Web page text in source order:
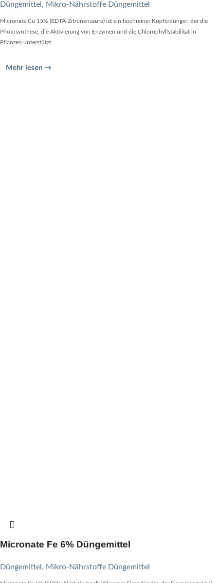
Düngemittel , Mikro-Nährstoffe Düngemittel
Micronate Cu 15% (EDTA-Zitronensäure) ist ein hochreiner Kupferdünger, der die
Photosynthese, die Aktivierung von Enzymen und die Chlorophyllstabilität in
Pflanzen unterstützt.
Mehr lesen →
Micronate Fe 6% Düngemittel
Düngemittel , Mikro-Nährstoffe Düngemittel